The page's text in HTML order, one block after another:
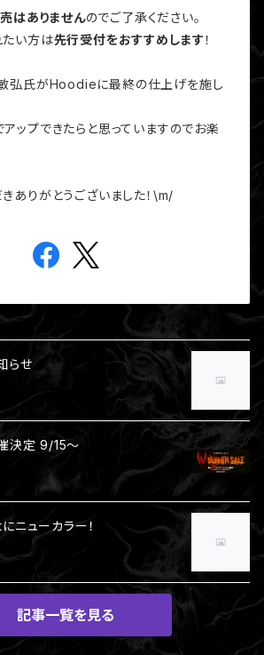
はありませんのでご了承ください。
い方は先行受付をおすすめします！
敏弘氏がHoodieに最終の仕上げを施し
ップできたらと思っていますのでお楽
ありがとうございました！\m/
らせ
"Wサマーセール"開催決定 9/15～
ューカラー！
記事一覧を見る